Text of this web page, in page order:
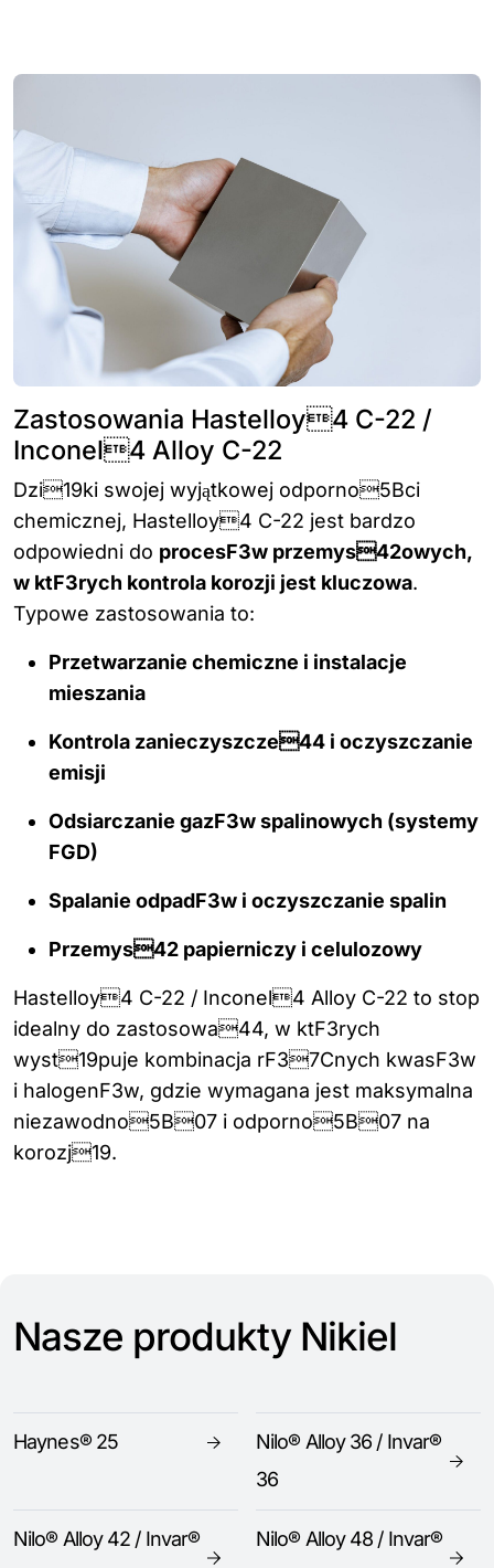
Zastosowania Hastelloy4 C-22 /
Inconel4 Alloy C-22
Dzi19ki swojej wyjątkowej odporno5Bci
chemicznej, Hastelloy4 C-22 jest bardzo
odpowiedni do procesF3w przemys42owych,
w ktF3rych kontrola korozji jest kluczowa.
Typowe zastosowania to:
Przetwarzanie chemiczne i instalacje
mieszania
Kontrola zanieczyszcze44 i oczyszczanie
emisji
Odsiarczanie gazF3w spalinowych (systemy
FGD)
Spalanie odpadF3w i oczyszczanie spalin
Przemys42 papierniczy i celulozowy
Hastelloy4 C-22 / Inconel4 Alloy C-22 to stop
idealny do zastosowa44, w ktF3rych
wyst19puje kombinacja rF37Cnych kwasF3w
i halogenF3w, gdzie wymagana jest maksymalna
niezawodno5B07 i odporno5B07 na
korozj19.
Nasze produkty Nikiel
Haynes® 25
Nilo® Alloy 36 / Invar®
36
Nilo® Alloy 42 / Invar®
Nilo® Alloy 48 / Invar®